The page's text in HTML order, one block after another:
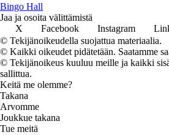
Bingo Hall
Jaa ja osoita välittämistä
X
Facebook Instagram
© Tekijänoikeudella suojattua materiaalia.
© Kaikki oikeudet pidätetään. Saatamme
© Tekijänoikeus kuuluu meille ja kaikki
sallittua.
Keitä me olemme?
Takana
Arvomme
Joukkue takana
Tue meitä